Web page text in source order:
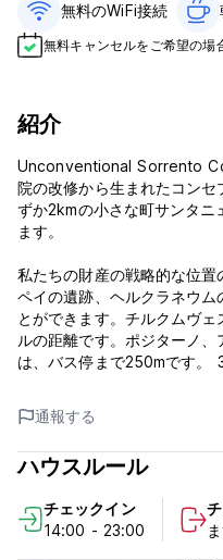
無料のWiFi接続
無料キャンセルをご希望の場
紹介
Unconventional Sorrento
院の改修から生まれたコン
ずか2kmの小さな町サンタニ
ます。
私たちの財産の戦略的な位
ペイの遺跡、ヘルクラネウム
とができます。チルクムヴ
ルの距離です。ポジターノ
は、バス停まで250mです。
ビーチクラブのパートナーで
で、車とバスの両方でアク
250 m先です）
車でお越しの場合は、ホテル
無料で駐車できます。
通報する
ハウスルール
チェックイン
14:00 - 23:00